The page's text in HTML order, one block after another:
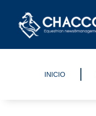
contenido
INICIO